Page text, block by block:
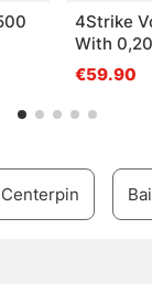
hilft diese
wenn sie
kurz abwischen,
Touren etwas
warten.
4Strike
With
€59.90
Centerpin